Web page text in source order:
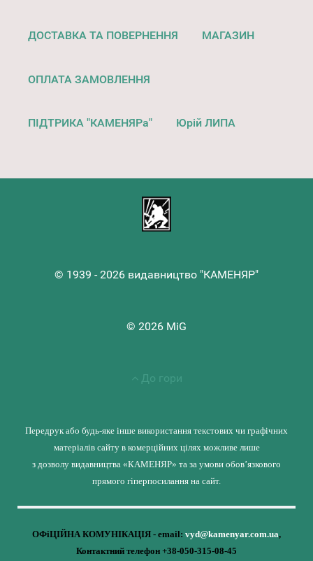
ДОСТАВКА ТА ПОВЕРНЕННЯ МАГАЗИН
ОПЛАТА ЗАМОВЛЕННЯ
ПІДТРИКА "КАМЕНЯРа" Юрій ЛИПА
© 1939 - 2026 видавництво "КАМЕНЯР"
© 2026 MiG
До гори
Передрук або будь-яке інше використання текстових чи графічних
матеріалів сайту в комерційних цілях можливе лише
з дозволу видавництва «КАМЕНЯР» та за умови обов’язкового
прямого гіперпосилання на сайт.
ОФіЦІЙНА КОМУНІКАЦІЯ - email: vyd@kamenyar.com.ua,
Контактний телефон +38-050-315-08-45